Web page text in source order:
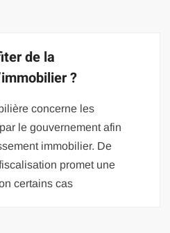
de la
?
concerne les
le gouvernement afin
immobilier. De
promet une
certains cas